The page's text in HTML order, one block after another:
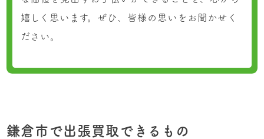
嬉しく思います。ぜひ、皆様の思いをお聞かせく
ださい。
鎌倉市で出張買取できるもの